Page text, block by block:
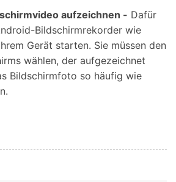
aufzeichnen - Dafür
Bildschirmrekorder wie
Gerät starten. Sie müssen den
wählen, der aufgezeichnet
Bildschirmfoto so häufig wie